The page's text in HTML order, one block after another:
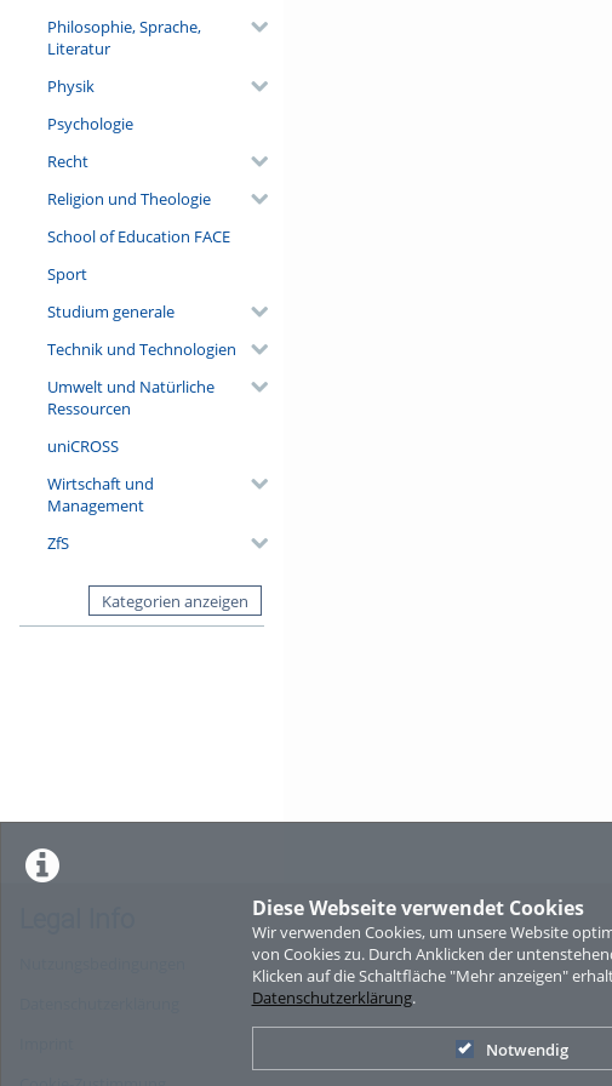
Diese Webseite verwendet Cookies
Wir verwenden Cookies, um unsere Website
von Cookies zu. Durch Anklicken der
Klicken auf die Schaltfläche "Mehr anzeigen"
Datenschutzerklärung.
Notwendig
Philosophie, Sprache,
Literatur
Physik
Psychologie
Recht
Religion und Theologie
School of Education FACE
Sport
Studium generale
Technik und Technologien
Umwelt und Natürliche
Ressourcen
uniCROSS
Wirtschaft und
Management
ZfS
Kategorien anzeigen